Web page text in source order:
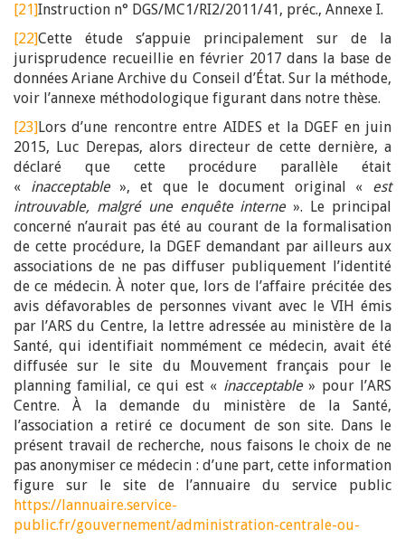
[21]Instruction n° DGS/MC1/RI2/2011/41, préc., Annexe I.
[22]Cette étude s’appuie principalement sur de la
jurisprudence recueillie en février 2017 dans la base de
données Ariane Archive du Conseil d’État. Sur la méthode,
voir l’annexe méthodologique figurant dans notre thèse.
[23]Lors d’une rencontre entre AIDES et la DGEF en juin
2015, Luc Derepas, alors directeur de cette dernière, a
déclaré que cette procédure parallèle était
« inacceptable», et que le document original « est
introuvable, malgré une enquête interne». Le principal
concerné n’aurait pas été au courant de la formalisation
de cette procédure, la DGEF demandant par ailleurs aux
associations de ne pas diffuser publiquement l’identité
de ce médecin. À noter que, lors de l’affaire précitée des
avis défavorables de personnes vivant avec le VIH émis
par l’ARS du Centre, la lettre adressée au ministère de la
Santé, qui identifiait nommément ce médecin, avait été
diffusée sur le site du Mouvement français pour le
planning familial, ce qui est « inacceptable» pour l’ARS
Centre. À la demande du ministère de la Santé,
l’association a retiré ce document de son site. Dans le
présent travail de recherche, nous faisons le choix de ne
pas anonymiser ce médecin : d’une part, cette information
figure sur le site de l’annuaire du service public
https://lannuaire.service-
public.fr/gouvernement/administration-centrale-ou-